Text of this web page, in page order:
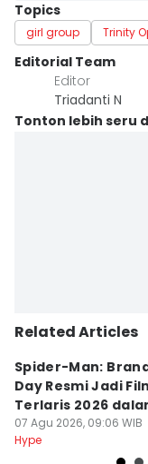
Topics
girl group Trinity
Editorial Team
Editor
Triadanti N
Tonton lebih seru
Related Articles
Spider-Man:
Day Resmi Jadi
Terlaris 2026
Hari
07 Agu 2026, 09:06 WIB
Hype